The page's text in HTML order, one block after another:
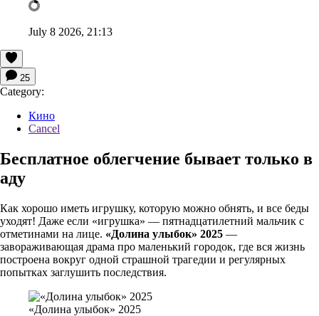
July 8 2026, 21:13
25
Category:
Кино
Cancel
Бесплатное облегчение бывает только в
аду
Как хорошо иметь игрушку, которую можно обнять, и все беды
уходят! Даже если «игрушка» — пятнадцатилетний мальчик с
отметинами на лице. «Долина улыбок» 2025 —
завораживающая драма про маленький городок, где вся жизнь
построена вокруг одной страшной трагедии и регулярных
попытках заглушить последствия.
«Долина улыбок» 2025